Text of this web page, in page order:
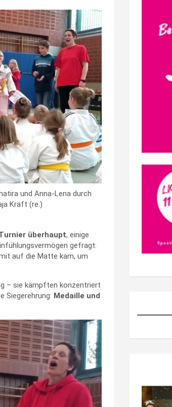
und Anna-Lena durch
Kraft (re.)
überhaupt, einige
gefragt:
auf die Matte kam, um
– sie kämpften konzentriert
Siegerehrung: Medaille und